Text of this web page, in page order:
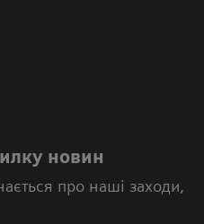
новин
про наші заходи,